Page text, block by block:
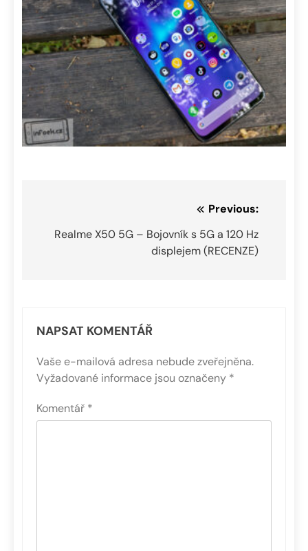
pro
Previous:
Realme X50 5G – Bojovník s 5G a 120 Hz
displejem (RECENZE)
NAPSAT KOMENTÁŘ
Vaše e-mailová adresa nebude zveřejněna.
Vyžadované informace jsou označeny *
Komentář *